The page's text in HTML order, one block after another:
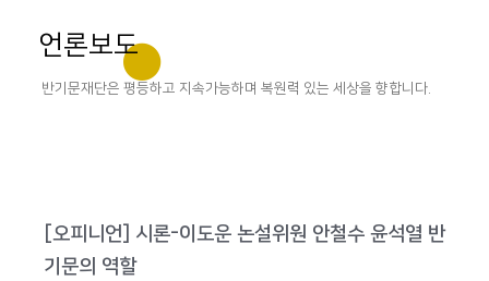
언론보도
반기문재단은 평등하고 지속가능하며 복원력 있는 세상을 향합니다.
[오피니언] 시론-이도운 논설위원 안철수 윤석열 반
기문의 역할